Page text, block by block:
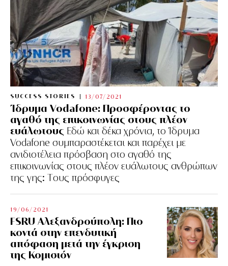
SUCCESS STORIES 13/07/2021
Ίδρυμα Vodafone: Προσφέροντας το
αγαθό της επικοινωνίας στους πλέον
ευάλωτους Εδώ και δέκα χρόνια, το Ίδρυμα
Vodafone συμπαραστέκεται και παρέχει με
ανιδιοτέλεια πρόσβαση στο αγαθό της
επικοινωνίας στους πλέον ευάλωτους ανθρώπων
της γης: Tους πρόσφυγες
19/06/2021
FSRU Αλεξανδρούπολη: Πιο
κοντά στην επενδυτική
απόφαση μετά την έγκριση
της Κομισιόν